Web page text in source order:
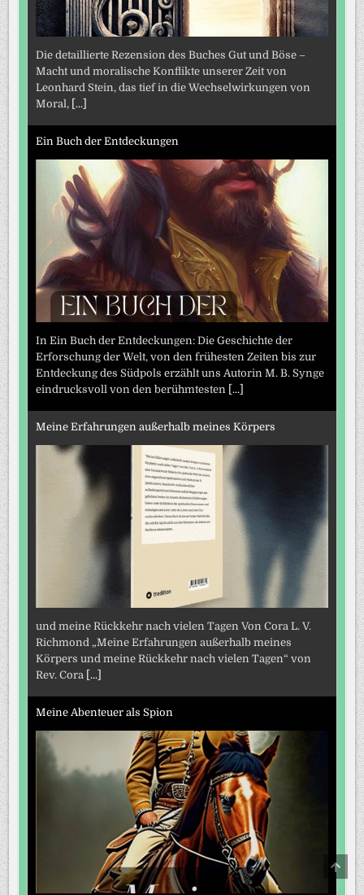
Die detaillierte Rezension des Buches Gut und Böse –
Macht und moralische Konflikte unserer Zeit von
Leonhard Stein, das tief in die Wechselwirkungen von
Moral, [...]
Ein Buch der Entdeckungen
In Ein Buch der Entdeckungen: Die Geschichte der
Erforschung der Welt, von den frühesten Zeiten bis zur
Entdeckung des Südpols erzählt uns Autorin M. B. Synge
eindrucksvoll von den berühmtesten [...]
Meine Erfahrungen außerhalb meines Körpers
und meine Rückkehr nach vielen Tagen Von Cora L. V.
Richmond „Meine Erfahrungen außerhalb meines
Körpers und meine Rückkehr nach vielen Tagen“ von
Rev. Cora [...]
Meine Abenteuer als Spion
TO
TOP